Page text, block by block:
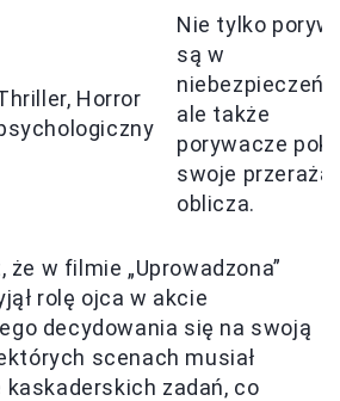
Horror
Nie tylko
są w
ale także
porywacze
swoje
oblicza.
w filmie „Uprowadzona”
rolę ojca w akcie
decydowania się na swoją
scenach musiał
zadań, co